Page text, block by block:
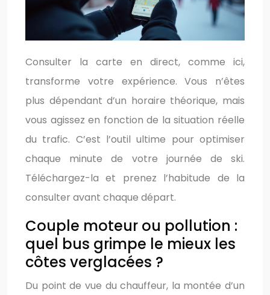
Consulter la carte en direct, comme ici,
transforme votre expérience. Vous n’êtes
plus dépendant d’un horaire théorique, mais
vous agissez en fonction de la situation réelle
du trafic. C’est l’outil ultime pour optimiser
chaque minute de votre journée de ski.
Téléchargez-la et prenez l’habitude de la
consulter avant chaque départ.
Couple moteur ou pollution :
quel bus grimpe le mieux les
côtes verglacées ?
Du point de vue du chauffeur, la montée d’un